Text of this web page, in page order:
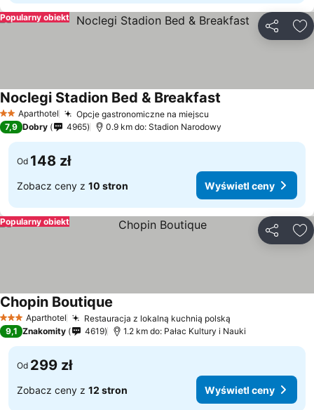
Popularny obiekt
2 Kategoria
Aparthotel Opcje gastronomiczne na miejscu
Noclegi Stadion Bed & Breakfast
7,9 Dobry 4965 0.9 km do: Stadion Narodowy
Od 148 zł
Zobacz ceny z 10 stron Wyświetl ceny
Popularny obiekt
3 KategoriaAparthotel Restauracja z lokalną kuchnią polską
Chopin Boutique
9,1 Znakomity 4619 1.2 km do: Pałac Kultury i Nauki
Od 299 zł
Zobacz ceny z 12 stron Wyświetl ceny